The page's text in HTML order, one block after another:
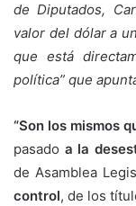
de Diputados,
valor del dólar a
que está
política” que
“Son los mismos
pasado a la
de Asamblea
control, de los